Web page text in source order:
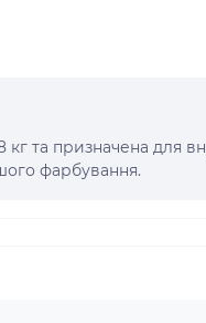
та призначена для
фарбування.